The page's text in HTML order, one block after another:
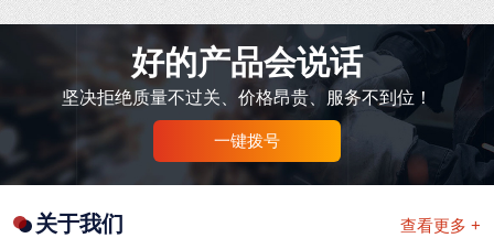
好的产品会说话
坚决拒绝质量不过关、价格昂贵、服务不到位！
一键拨号
查看更多 +
关于我们